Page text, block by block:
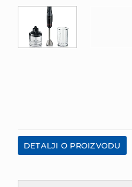
DETALJI O PROIZVODU